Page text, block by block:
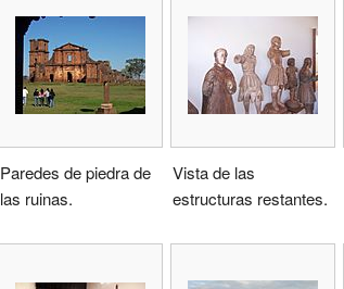
Paredes de piedra de
las ruinas.
Vista de las
estructuras restantes.